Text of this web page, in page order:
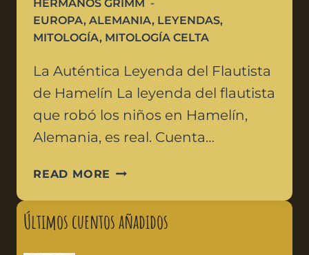
HERMANOS GRIMM
EUROPA, ALEMANIA, LEYENDAS,
MITOLOGÍA, MITOLOGÍA CELTA
La Auténtica Leyenda del Flautista
de Hamelín La leyenda del flautista
que robó los niños en Hamelín,
Alemania, es real. Cuenta…
READ MORE
Últimos cuentos añadidos